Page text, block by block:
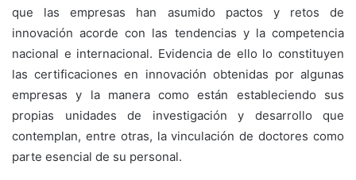
que las empresas han asumido pactos y retos de
innovación acorde con las tendencias y la competencia
nacional e internacional. Evidencia de ello lo constituyen
las certificaciones en innovación obtenidas por algunas
empresas y la manera como están estableciendo sus
propias unidades de investigación y desarrollo que
contemplan, entre otras, la vinculación de doctores como
parte esencial de su personal.